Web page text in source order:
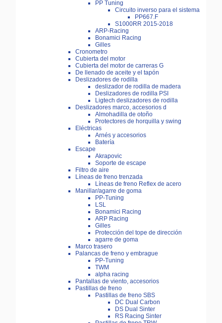
PP Tuning
Circuito inverso para el sistema
PP667.F
S1000RR 2015-2018
ARP-Racing
Bonamici Racing
Gilles
Cronometro
Cubierta del motor
Cubierta del motor de carreras G
De llenado de aceite y el tapón
Deslizadores de rodilla
deslizador de rodilla de madera
Deslizadores de rodilla PSI
Ligtech deslizadores de rodilla
Deslizadores marco, accesorios d
Almohadilla de otoño
Protectores de horquilla y swing
Eléctricas
Arnés y accesorios
Batería
Escape
Akrapovic
Soporte de escape
Filtro de aire
Líneas de freno trenzada
Líneas de freno Reflex de acero
Manillar/agarre de goma
PP-Tuning
LSL
Bonamici Racing
ARP Racing
Gilles
Protección del tope de dirección
agarre de goma
Marco trasero
Palancas de freno y embrague
PP-Tuning
TWM
alpha racing
Pantallas de viento, accesorios
Pastillas de freno
Pastillas de freno SBS
DC Dual Carbon
DS Dual Sinter
RS Racing Sinter